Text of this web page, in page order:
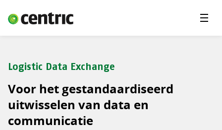
Oplossingen
Contact
Careers
Logistic Data Exchange
Voor het gestandaardiseerd
uitwisselen van data en
communicatie